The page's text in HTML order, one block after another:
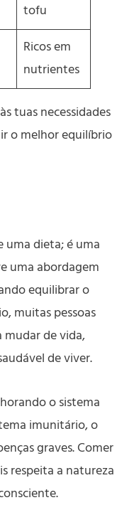
tofu
Ricos em
nutrientes
tuas necessidades
o melhor equilíbrio
uma dieta; é uma
uma abordagem
equilibrar o
muitas pessoas
de vida,
de viver.
o sistema
imunitário, o
graves. Comer
respeita a natureza